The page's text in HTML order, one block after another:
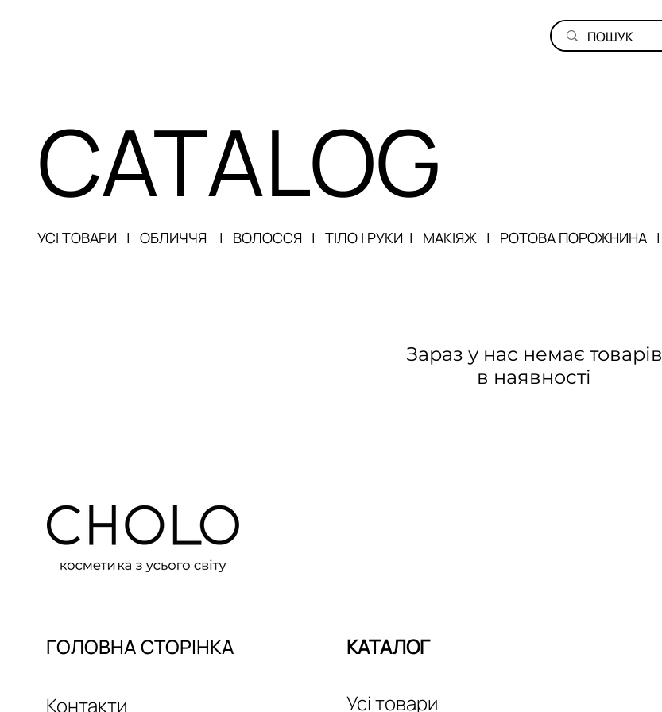
CATALOG
УСІ ТОВАРИ | ОБЛИЧЧЯ | ВОЛОССЯ | ТІЛО І РУКИ | МАКІЯЖ | РОТОВА ПОРОЖНИНА |
Зараз у нас немає товарів
в наявності
ГОЛОВНА СТОРІНКА
Контакти
КАТАЛОГ
Усі товари